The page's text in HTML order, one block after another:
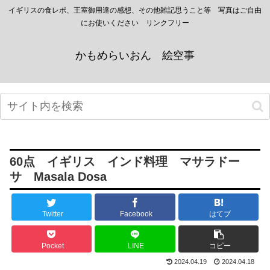
イギリスの食レポ、王室御用達の感想、その他雑記思うこと等 写真はご自由
にお使いください リンクフリー
かもめらいおん 絵空事
60点 イギリス インド料理 マサラドー
サ Masala Dosa
Twitter Facebook はてブ
Pocket LINE コピー
2024.04.19 2024.04.18